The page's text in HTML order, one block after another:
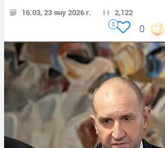
16:03, 23 яну 2026 г. 2,122
0
0